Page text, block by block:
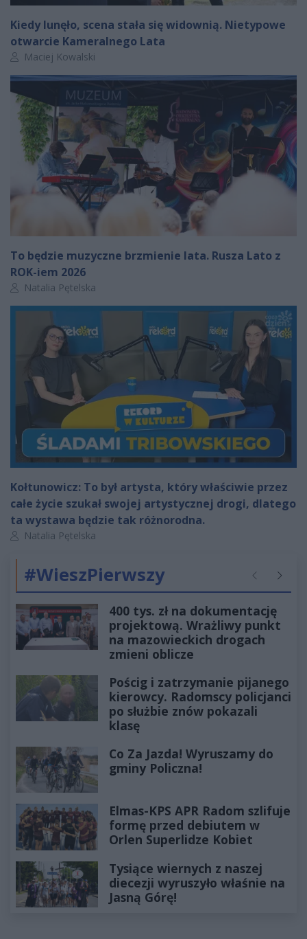
Kiedy lunęło, scena stała się widownią. Nietypowe
otwarcie Kameralnego Lata
Autor artykułu:
Maciej Kowalski
To będzie muzyczne brzmienie lata. Rusza Lato z
ROK-iem 2026
Autor artykułu:
Natalia Pętelska
Kołtunowicz: To był artysta, który właściwie przez
całe życie szukał swojej artystycznej drogi, dlatego
ta wystawa będzie tak różnorodna.
Autor artykułu:
Natalia Pętelska
#WieszPierwszy Poprzednie
400 tys. zł na dokumentację
projektową. Wrażliwy punkt
na mazowieckich drogach
zmieni oblicze
Pościg i zatrzymanie pijanego
kierowcy. Radomscy policjanci
po służbie znów pokazali
klasę
Co Za Jazda! Wyruszamy do
gminy Policzna!
Elmas-KPS APR Radom szlifuje
formę przed debiutem w
Orlen Superlidze Kobiet
Tysiące wiernych z naszej
diecezji wyruszyło właśnie na
Jasną Górę!